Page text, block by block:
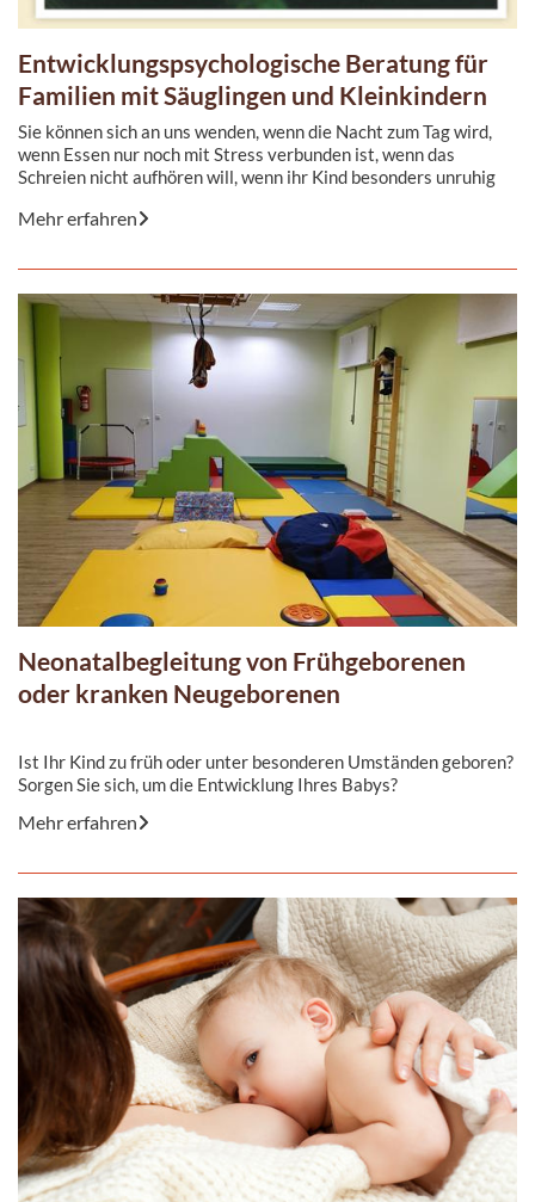
Entwicklungspsychologische Beratung für
Familien mit Säuglingen und Kleinkindern
Sie können sich an uns wenden, wenn die Nacht zum Tag wird,
wenn Essen nur noch mit Stress verbunden ist, wenn das
Schreien nicht aufhören will, wenn ihr Kind besonders unruhig
verstärkten Trennungsängsten, wenn schwierige Zeiten und
Mehr erfahren
Neonatalbegleitung von Frühgeborenen
oder kranken Neugeborenen
Ist Ihr Kind zu früh oder unter besonderen Umständen geboren?
Sorgen Sie sich, um die Entwicklung Ihres Babys?
Mehr erfahren